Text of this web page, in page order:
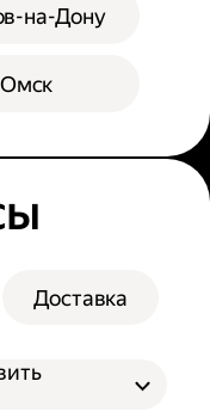
на-Дону
Омск
Доставка